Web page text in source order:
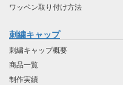
ワッペン取り付け方法
刺繍キャップ
刺繍キャップ概要
商品一覧
制作実績